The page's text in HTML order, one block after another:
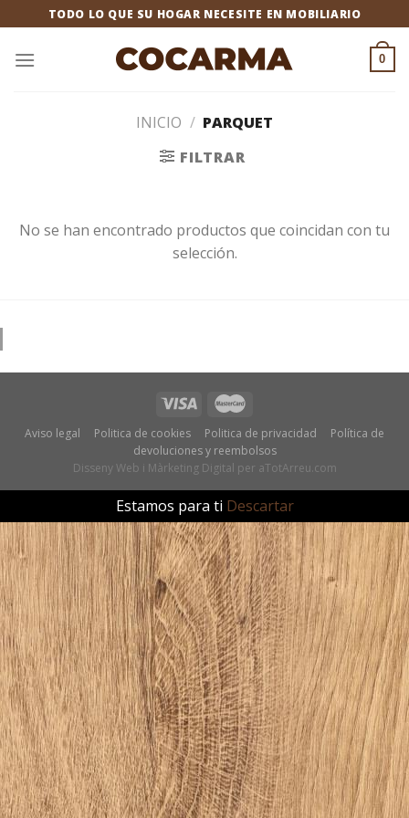
al
contenido
TODO LO QUE SU HOGAR NECESITE EN MOBILIARIO
0
INICIO / PARQUET
FILTRAR
No se han encontrado productos que coincidan con tu
selección.
Aviso legal Politica de cookies Politica de privacidad
Política de
devoluciones y reembolsos
Disseny Web i Màrketing Digital per aTotArreu.com
Estamos para ti Descartar